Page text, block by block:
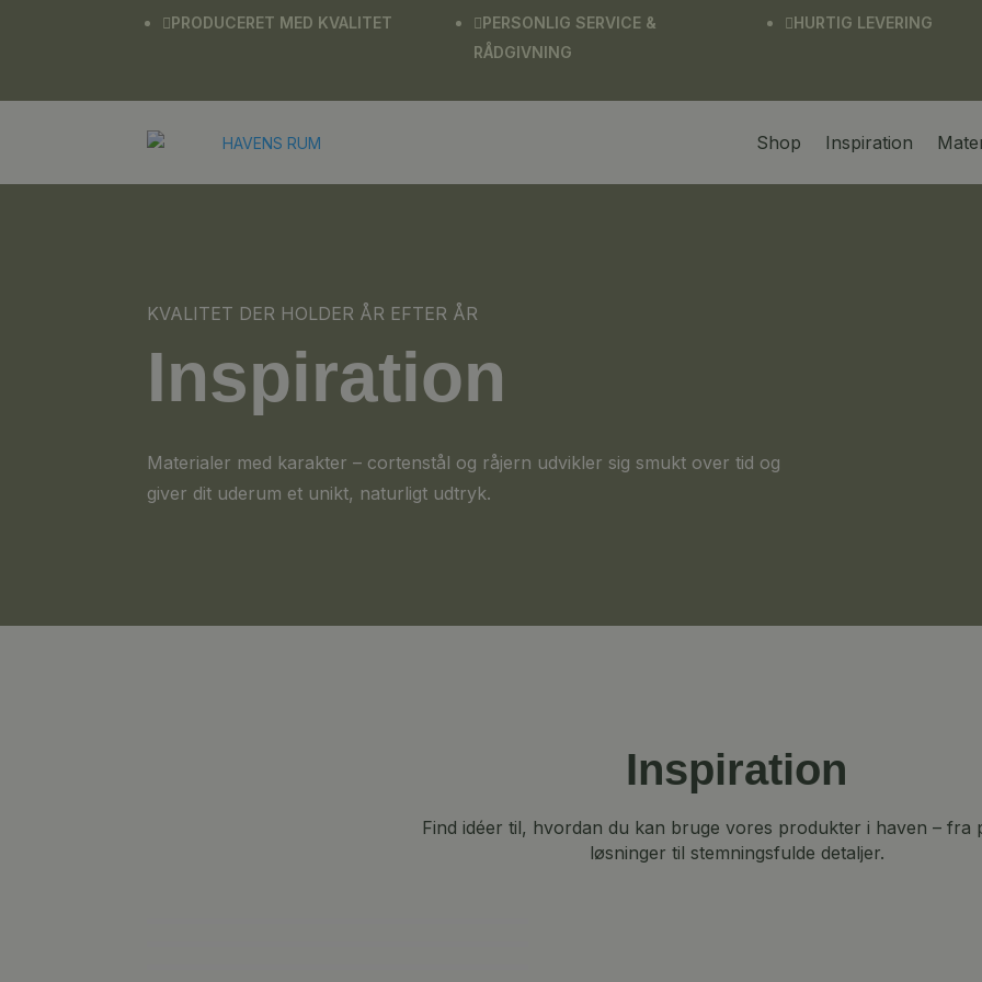
 PRODUCERET MED KVALITET  PERSONLIG SERVICE &
RÅDGIVNING
 HURTIG LEVERING
Shop Inspiration
KVALITET DER HOLDER ÅR EFTER ÅR
Inspiration
Materialer med karakter – cortenstål og råjern udvikler sig smukt over tid og
giver dit uderum et unikt, naturligt udtryk.
Inspiration
Find idéer til, hvordan du kan bruge vores produkter i haven – fra
løsninger til stemningsfulde detaljer.